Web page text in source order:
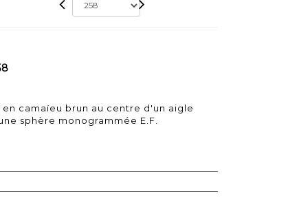
camaïeu brun au centre d'un aigle
sphère monogrammée E.F.